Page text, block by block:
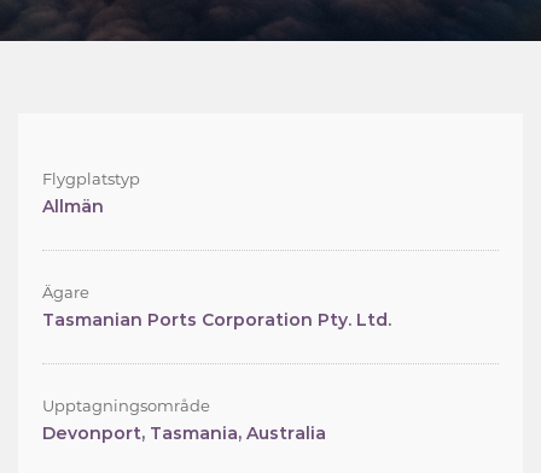
Flygplatstyp
Allmän
Ägare
Tasmanian Ports Corporation Pty. Ltd.
Upptagningsområde
Devonport, Tasmania, Australia